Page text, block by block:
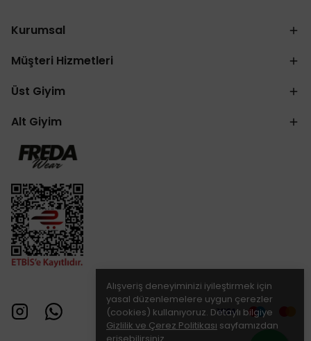
Alışveriş deneyiminizi iyileştirmek için
yasal düzenlemelere uygun çerezler
(cookies) kullanıyoruz. Detaylı bilgiye
Gizlilik ve Çerez Politikası sayfamızdan
Kurumsal
Müşteri Hizmetleri
Üst Giyim
Alt Giyim